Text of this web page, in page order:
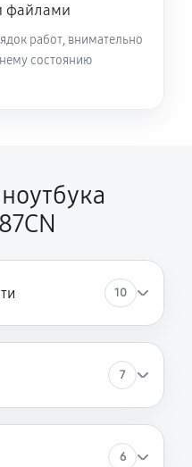
файлами
работ, внимательно
состоянию
10
7
6